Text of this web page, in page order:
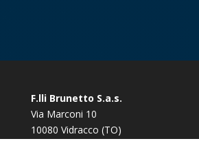
F.lli Brunetto S.a.s.
Via Marconi 10
10080 Vidracco (TO)